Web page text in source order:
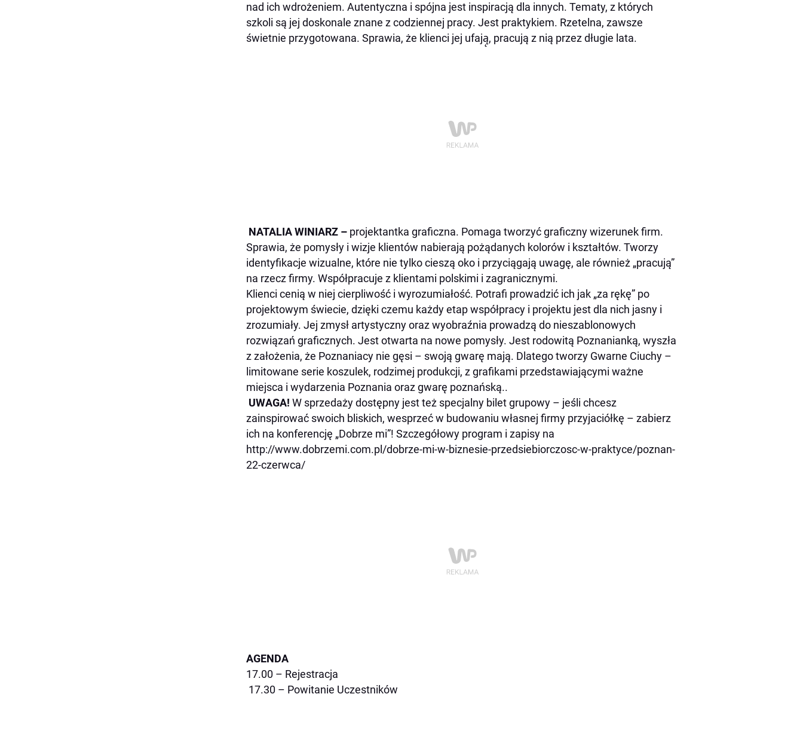
nad ich wdrożeniem. Autentyczna i spójna jest inspiracją dla innych. Tematy, z których
szkoli są jej doskonale znane z codziennej pracy. Jest praktykiem. Rzetelna, zawsze
świetnie przygotowana. Sprawia, że klienci jej ufają, pracują z nią przez długie lata.
NATALIA WINIARZ – projektantka graficzna. Pomaga tworzyć graficzny wizerunek firm.
Sprawia, że pomysły i wizje klientów nabierają pożądanych kolorów i kształtów. Tworzy
identyfikacje wizualne, które nie tylko cieszą oko i przyciągają uwagę, ale również „pracują”
na rzecz firmy. Współpracuje z klientami polskimi i zagranicznymi.
Klienci cenią w niej cierpliwość i wyrozumiałość. Potrafi prowadzić ich jak „za rękę” po
projektowym świecie, dzięki czemu każdy etap współpracy i projektu jest dla nich jasny i
zrozumiały. Jej zmysł artystyczny oraz wyobraźnia prowadzą do nieszablonowych
rozwiązań graficznych. Jest otwarta na nowe pomysły. Jest rodowitą Poznanianką, wyszła
z założenia, że Poznaniacy nie gęsi – swoją gwarę mają. Dlatego tworzy Gwarne Ciuchy –
limitowane serie koszulek, rodzimej produkcji, z grafikami przedstawiającymi ważne
miejsca i wydarzenia Poznania oraz gwarę poznańską..
UWAGA! W sprzedaży dostępny jest też specjalny bilet grupowy – jeśli chcesz
zainspirować swoich bliskich, wesprzeć w budowaniu własnej firmy przyjaciółkę – zabierz
ich na konferencję „Dobrze mi”! Szczegółowy program i zapisy na
http://www.dobrzemi.com.pl/dobrze-mi-w-biznesie-przedsiebiorczosc-w-praktyce/poznan-
22-czerwca/
AGENDA
17.00 – Rejestracja
17.30 – Powitanie Uczestników